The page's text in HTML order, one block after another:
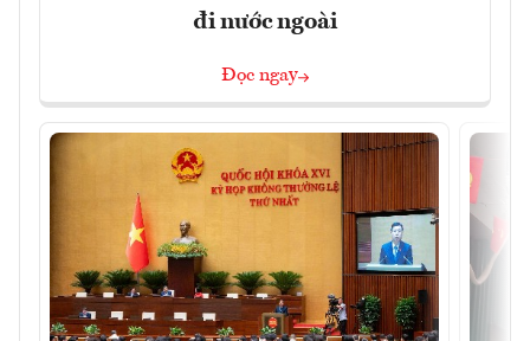
đi nước ngoài
Đọc ngay